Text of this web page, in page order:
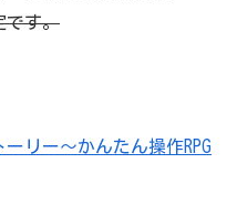
です。
リー〜かんたん操作RPG